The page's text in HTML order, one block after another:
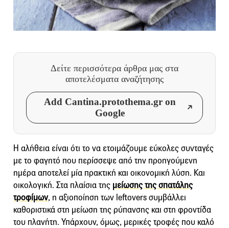
Δείτε περισσότερα άρθρα μας στα
αποτελέσματα αναζήτησης
Add Cantina.protothema.gr on
Google
Η αλήθεια είναι ότι το να ετοιμάζουμε εύκολες συνταγές
με το φαγητό που περίσσεψε από την προηγούμενη
ημέρα αποτελεί μία πρακτική και οικονομική λύση. Και
οικολογική. Στα πλαίσια της μείωσης της σπατάλης
τροφίμων, η αξιοποίηση των leftovers συμβάλλει
καθοριστικά στη μείωση της ρύπανσης και στη φροντίδα
του πλανήτη. Υπάρχουν, όμως, μερικές τροφές που καλό